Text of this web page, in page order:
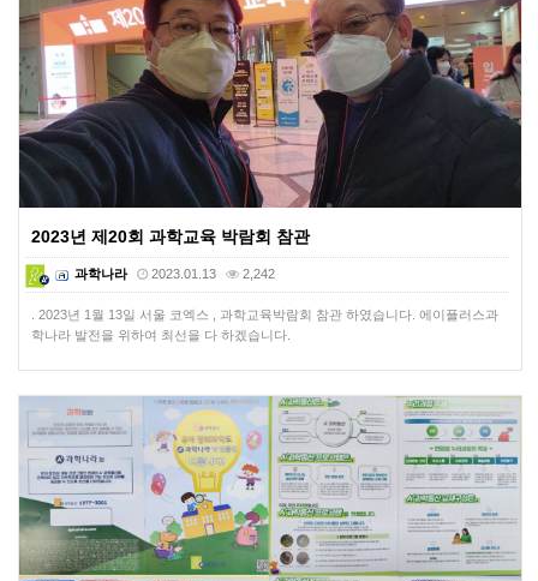
2023년 제20회 과학교육 박람회 참관
과학나라 2023.01.13 2,242
. 2023년 1월 13일 서울 코엑스 , 과학교육박람회 참관 하였습니다. 에이플러스과
학나라 발전을 위하여 최선을 다 하겠습니다.